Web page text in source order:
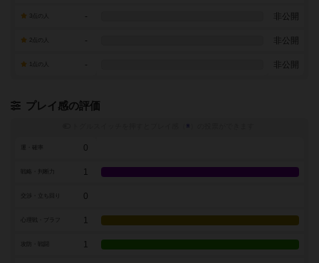
- 非公開
- 非公開
- 非公開
プレイ感の評価
※
0
戦略・判断力 1
0
1
1